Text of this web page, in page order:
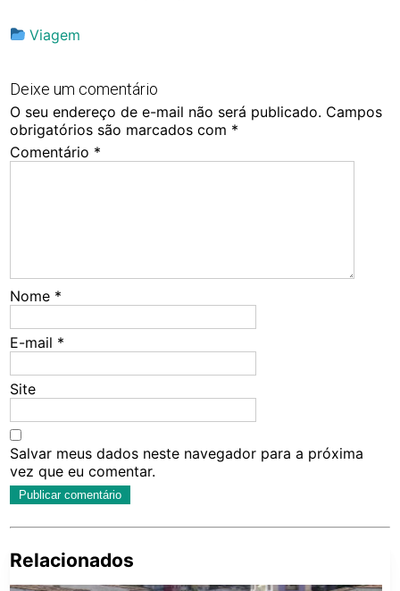
Viagem
Deixe um comentário
O seu endereço de e-mail não será publicado. Campos
obrigatórios são marcados com *
Comentário *
Nome *
E-mail *
Site
Salvar meus dados neste navegador para a próxima
vez que eu comentar.
Relacionados